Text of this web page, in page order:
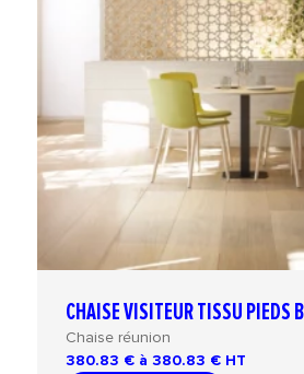
CHAISE VISITEUR TISSU PIEDS
Chaise réunion
380.83 € à 380.83 € HT